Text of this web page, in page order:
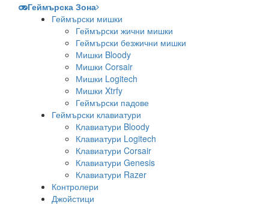
Геймърска Зона
Геймърски мишки
Геймърски жични мишки
Геймърски безжични мишки
Мишки Bloody
Мишки Corsair
Мишки Logitech
Мишки Xtrfy
Геймърски падове
Геймърски клавиатури
Клавиатури Bloody
Клавиатури Logitech
Клавиатури Corsair
Клавиатури Genesis
Клавиатури Razer
Контролери
Джойстици